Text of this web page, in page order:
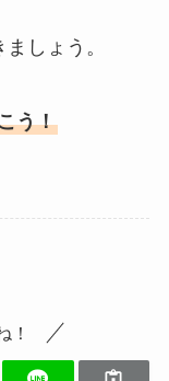
しょう。
う！
！